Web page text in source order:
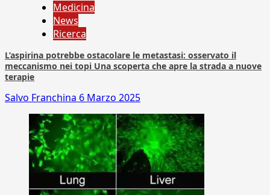
Medicina
News
Ricerca
L’aspirina potrebbe ostacolare le metastasi: osservato il
meccanismo nei topi Una scoperta che apre la strada a nuove
terapie
Salvo Franchina 6 Marzo 2025